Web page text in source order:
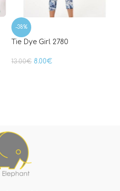
-38%
Tie Dye Girl 2780
13.00€ 8.00€